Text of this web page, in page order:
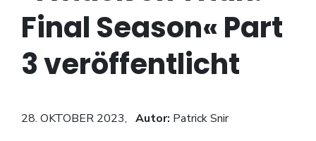
Spiele News
Reviews
Gaming-Eventkalender
Final Season« Part
3 veröffentlicht
28. OKTOBER 2023, Autor: Patrick Snir